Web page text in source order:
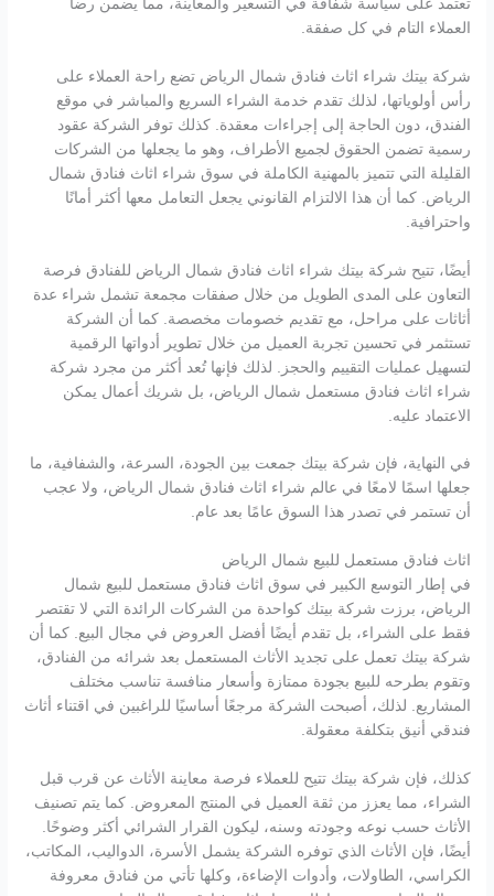
تعتمد على سياسة شفافة في التسعير والمعاينة، مما يضمن رضا
العملاء التام في كل صفقة.
شركة بيتك شراء اثاث فنادق شمال الرياض تضع راحة العملاء على
رأس أولوياتها، لذلك تقدم خدمة الشراء السريع والمباشر في موقع
الفندق، دون الحاجة إلى إجراءات معقدة. كذلك توفر الشركة عقود
رسمية تضمن الحقوق لجميع الأطراف، وهو ما يجعلها من الشركات
القليلة التي تتميز بالمهنية الكاملة في سوق شراء اثاث فنادق شمال
الرياض. كما أن هذا الالتزام القانوني يجعل التعامل معها أكثر أمانًا
واحترافية.
أيضًا، تتيح شركة بيتك شراء اثاث فنادق شمال الرياض للفنادق فرصة
التعاون على المدى الطويل من خلال صفقات مجمعة تشمل شراء عدة
أثاثات على مراحل، مع تقديم خصومات مخصصة. كما أن الشركة
تستثمر في تحسين تجربة العميل من خلال تطوير أدواتها الرقمية
لتسهيل عمليات التقييم والحجز. لذلك فإنها تُعد أكثر من مجرد شركة
شراء اثاث فنادق مستعمل شمال الرياض، بل شريك أعمال يمكن
الاعتماد عليه.
في النهاية، فإن شركة بيتك جمعت بين الجودة، السرعة، والشفافية، ما
جعلها اسمًا لامعًا في عالم شراء اثاث فنادق شمال الرياض، ولا عجب
أن تستمر في تصدر هذا السوق عامًا بعد عام.
اثاث فنادق مستعمل للبيع شمال الرياض
في إطار التوسع الكبير في سوق اثاث فنادق مستعمل للبيع شمال
الرياض، برزت شركة بيتك كواحدة من الشركات الرائدة التي لا تقتصر
فقط على الشراء، بل تقدم أيضًا أفضل العروض في مجال البيع. كما أن
شركة بيتك تعمل على تجديد الأثاث المستعمل بعد شرائه من الفنادق،
وتقوم بطرحه للبيع بجودة ممتازة وأسعار منافسة تناسب مختلف
المشاريع. لذلك، أصبحت الشركة مرجعًا أساسيًا للراغبين في اقتناء أثاث
فندقي أنيق بتكلفة معقولة.
كذلك، فإن شركة بيتك تتيح للعملاء فرصة معاينة الأثاث عن قرب قبل
الشراء، مما يعزز من ثقة العميل في المنتج المعروض. كما يتم تصنيف
الأثاث حسب نوعه وجودته وسنه، ليكون القرار الشرائي أكثر وضوحًا.
أيضًا، فإن الأثاث الذي توفره الشركة يشمل الأسرة، الدواليب، المكاتب،
الكراسي، الطاولات، وأدوات الإضاءة، وكلها تأتي من فنادق معروفة